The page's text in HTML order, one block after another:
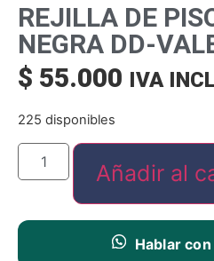
REJILLA DE
NEGRA DD-
$ 55.000 IVA
225 disponibles
Añadir al
Hablar